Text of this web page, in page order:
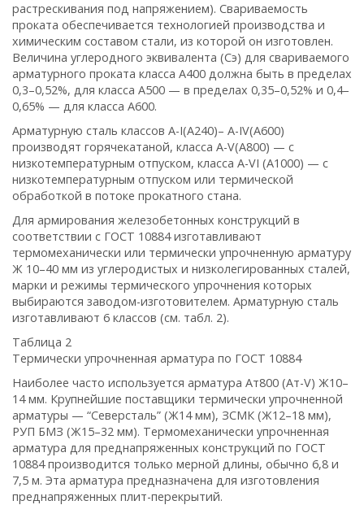
растрескивания под напряжением). Свариваемость
проката обеспечивается технологией производства и
химическим составом стали, из которой он изготовлен.
Величина углеродного эквивалента (Сэ) для свариваемого
арматурного проката класса А400 должна быть в пределах
0,3–0,52%, для класса А500 — в пределах 0,35–0,52% и 0,4–
0,65% — для класса А600.
Арматурную сталь классов А-I(А240)– А-IV(А600)
производят горячекатаной, класса А-V(А800) — с
низкотемпературным отпуском, класса А-VI (А1000) — с
низкотемпературным отпуском или термической
обработкой в потоке прокатного стана.
Для армирования железобетонных конструкций в
соответствии с ГОСТ 10884 изготавливают
термомеханически или термически упрочненную арматуру
Ж 10–40 мм из углеродистых и низколегированных сталей,
марки и режимы термического упрочнения которых
выбираются заводом-изготовителем. Арматурную сталь
изготавливают 6 классов (см. табл. 2).
Таблица 2
Термически упрочненная арматура по ГОСТ 10884
Наиболее часто используется арматура Ат800 (Ат-V) Ж10–
14 мм. Крупнейшие поставщики термически упрочненной
арматуры — “Северсталь” (Ж14 мм), ЗСМК (Ж12–18 мм),
РУП БМЗ (Ж15–32 мм). Термомеханически упрочненная
арматура для преднапряженных конструкций по ГОСТ
10884 производится только мерной длины, обычно 6,8 и
7,5 м. Эта арматура предназначена для изготовления
преднапряженных плит-перекрытий.